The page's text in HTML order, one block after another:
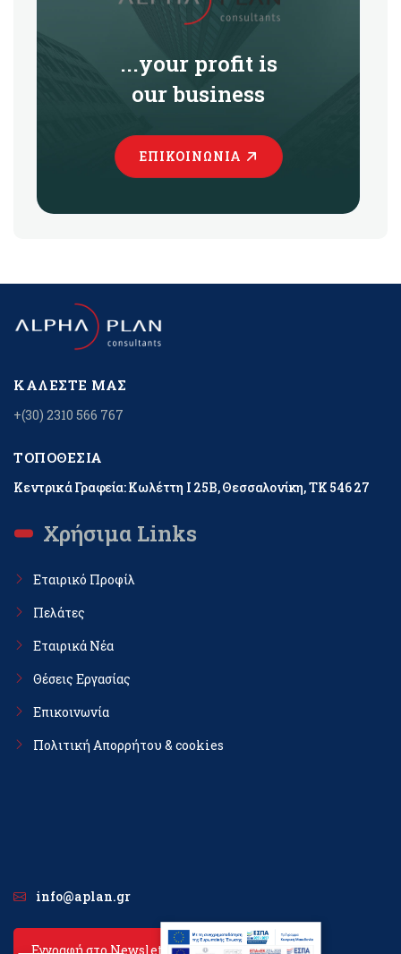
...your profit is
our business
ΕΠΙΚΟΙΝΩΝΊΑ
ΚΑΛΈΣΤΕ ΜΑΣ
+(30) 2310 566 767
ΤΟΠΟΘΕΣΊΑ
Κεντρικά Γραφεία: Κωλέττη Ι 25Β, Θεσσαλονίκη, ΤΚ 546 27
Χρήσιμα Links
Εταιρικό Προφίλ
Πελάτες
Εταιρικά Νέα
Θέσεις Εργασίας
Επικοινωνία
Πολιτική Απορρήτου & cookies
info@aplan.gr
Εγγραφή στο Newsletter